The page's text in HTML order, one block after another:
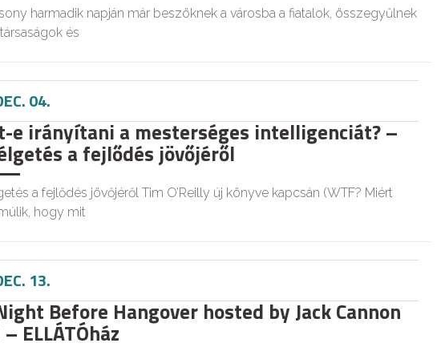
harmadik napján már beszöknek a városba a fiatalok, összegyűlnek
és
04.
e irányítani a mesterséges intelligenciát? –
a fejlődés jövőjéről
a fejlődés jövőjéről Tim O’Reilly új könyve kapcsán (WTF? Miért
hogy mit
13.
Before Hangover hosted by Jack Cannon
ELLÁTÓház